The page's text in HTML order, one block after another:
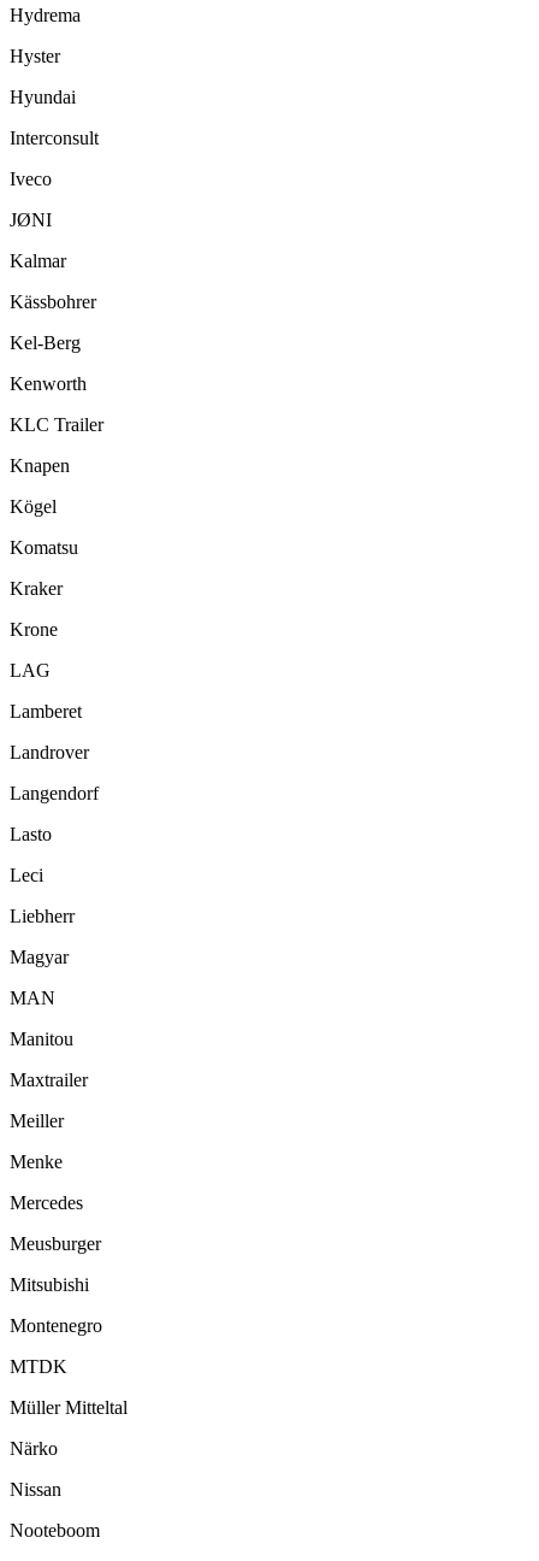
Hydrema
Hyster
Hyundai
Interconsult
Iveco
JØNI
Kalmar
Kässbohrer
Kel-Berg
Kenworth
KLC Trailer
Knapen
Kögel
Komatsu
Kraker
Krone
LAG
Lamberet
Landrover
Langendorf
Lasto
Leci
Liebherr
Magyar
MAN
Manitou
Maxtrailer
Meiller
Menke
Mercedes
Meusburger
Mitsubishi
Montenegro
MTDK
Müller Mitteltal
Närko
Nissan
Nooteboom